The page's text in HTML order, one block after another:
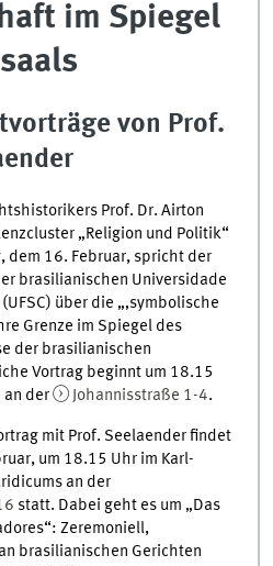
im Spiegel
von Prof.
Prof. Dr. Airton
„Religion und Politik“
dem 16. Februar, spricht der
brasilianischen Universidade
über die „‚symbolische
Grenze im Spiegel des
der brasilianischen
Vortrag beginnt um 18.15
an der
Johannisstraße 1-4.
mit Prof. Seelaender findet
um 18.15 Uhr im Karl-
an der
statt. Dabei geht es um „Das
Zeremoniell,
brasilianischen Gerichten